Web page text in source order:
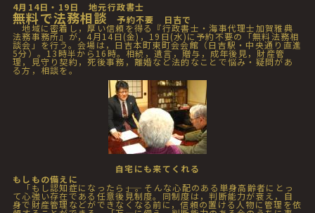
4月14日・19日 地元行政書士
無料で法務相談 予約不要 日吉で
地域に密着し，厚い信頼を得る『行政書士・海事代理士加賀雅典
法務事務所』が，4月14日(金)，19日(水)に予約不要の「無料法務相
談会」を行う。会場は，日吉本町東町会会館（日吉駅・中央通り直進
5分）。13時半から16時。相続，遺言，贈与，成年後見，財産管
理，見守り契約，死後事務，離婚など法的なことで悩み・疑問があ
る方，相談を。
自宅にも来てくれる
もしもの備えに
「もし認知症になったら――」。そんな心配のある単身高齢者にとっ
て心強い存在である任意後見制度。同制度は，判断能力が衰え，自
身で財産管理などができなくなる前に，信頼の置ける人物に管理を依